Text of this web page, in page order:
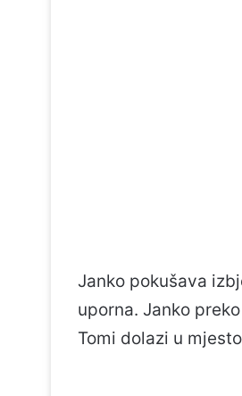
Janko pokušava
uporna. Janko
Tomi dolazi u